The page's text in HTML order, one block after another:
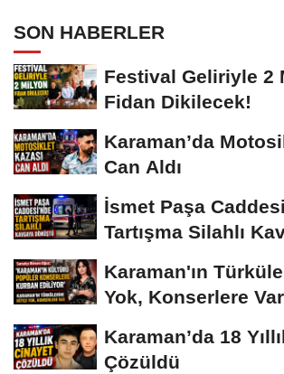
SON HABERLER
Festival Geliriyle 2
Fidan Dikilecek!
Karaman’da
Can Aldı
İsmet Paşa
Tartışma Silahlı
Karaman'ın
Yok, Konserlere Var
Karaman’da 18
Çözüldü